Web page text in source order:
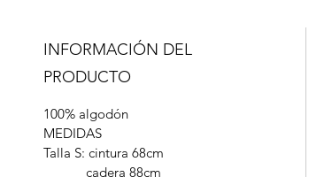
INFORMACIÓN DEL
PRODUCTO
100% algodón
MEDIDAS
Talla S: cintura 68cm
cadera 88cm